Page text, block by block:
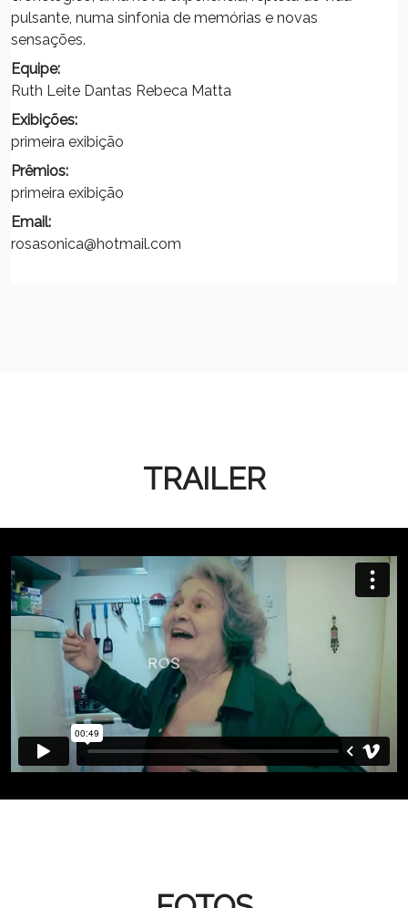
pulsante, numa sinfonia de memórias e novas
sensações.
Equipe:
Ruth Leite Dantas Rebeca Matta
Exibições:
primeira exibição
Prêmios:
primeira exibição
Email:
rosasonica@hotmail.com
TRAILER